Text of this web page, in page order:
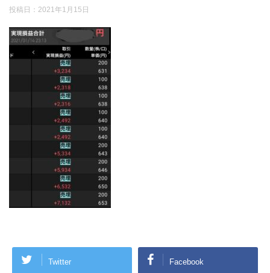
投稿日： 2021年1月15日
Twitter Facebook